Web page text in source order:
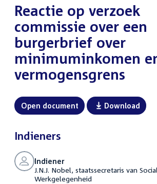
:Reactie op verzoek
commissie over een
burgerbrief over
minimuminkomen
vermogensgrens
Open document Download
Indieners
Indiener
J.N.J. Nobel, staatssecretaris van
Werkgelegenheid